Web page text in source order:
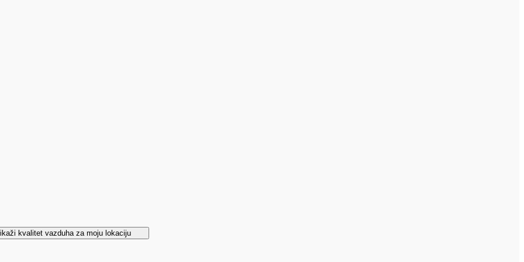
kvalitet vazduha za moju lokaciju